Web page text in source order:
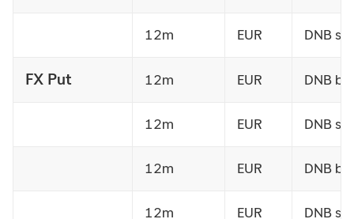
12m EUR DNB
FX Put 12m EUR DNB
12m EUR DNB
12m EUR DNB
12m EUR DNB